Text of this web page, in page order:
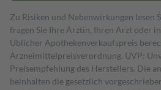
Zu Risiken und Nebenwirkungen lesen
fragen Sie Ihre Ärztin, Ihren Arzt oder
Üblicher Apothekenverkaufspreis
Arzneimittelpreisverordnung. UVP:
Preisempfehlung des Herstellers. Die
beinhalten die gesetzlich